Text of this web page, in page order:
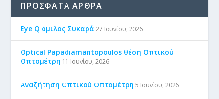
ΠΡΌΣΦΑΤΑ ΆΡΘΡΑ
Eye Q όμιλος Συκαρά 27 Ιουνίου, 2026
Optical Papadiamantopoulos θέση Οπτικού
Οπτομέτρη 11 Ιουνίου, 2026
Αναζήτηση Οπτικού Οπτομέτρη 5 Ιουνίου, 2026